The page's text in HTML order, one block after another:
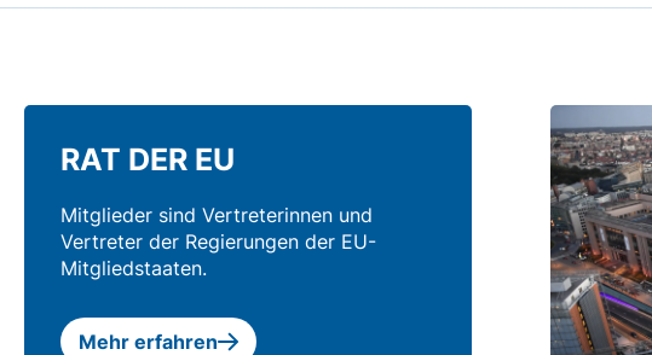
RAT DER EU
Mitglieder sind Vertreterinnen und
Vertreter der Regierungen der EU-
Mitgliedstaaten.
Mehr erfahren